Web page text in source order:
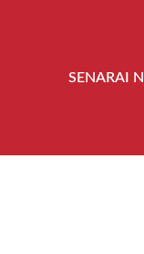
SENARAI